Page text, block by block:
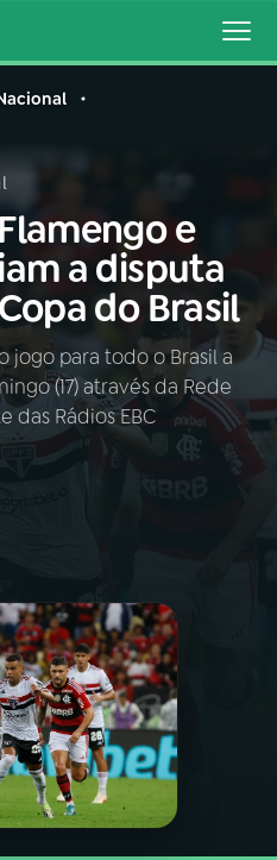
e
a disputa
do Brasil
jogo para todo o Brasil a
(17) através da Rede
das Rádios EBC